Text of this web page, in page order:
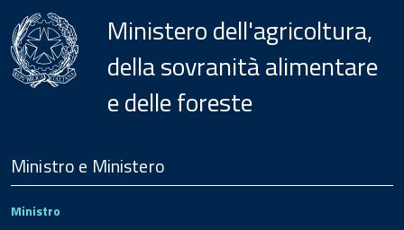
Ministero dell'agricoltura,
della sovranità alimentare
e delle foreste
Footer
Ministro e Ministero
Ministro